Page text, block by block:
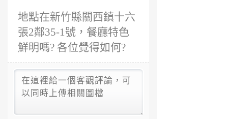
地點在新竹縣關西鎮十六
張2鄰35-1號，餐廳特色
鮮明嗎? 各位覺得如何?